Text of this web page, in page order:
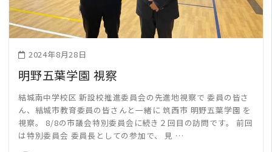
2024年8月28日
明野五葉学園 視察
結城南中学校区 新設校推進委員会の先進地視察で 委員の皆さ
ん、結城市教育委員の皆さんと一緒に 筑西市 明野五葉学園 を
視察。 8/8の市議会特別委員会に続き２回目の訪問です。 前回
は特別委員会 委員長としての参加で、 見 …